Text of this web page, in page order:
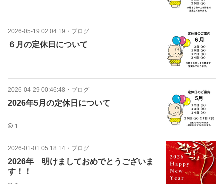
2026-05-19 02:04:19 ・ ブログ
６月の定休日について
2026-04-29 00:46:48 ・ ブログ
2026年5月の定休日について
1
2026-01-01 05:18:14 ・ ブログ
2026年 明けましておめでとうございま
す！！